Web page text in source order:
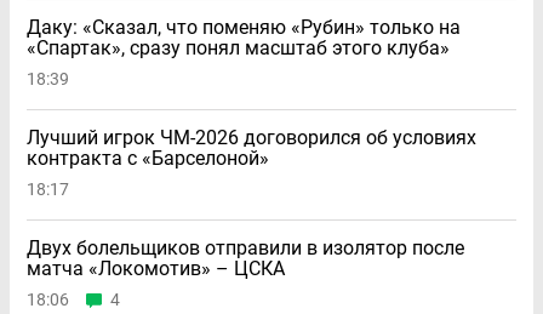
Даку: «Сказал, что поменяю «Рубин» только на
«Спартак», сразу понял масштаб этого клуба»
18:39
Лучший игрок ЧМ-2026 договорился об условиях
контракта с «Барселоной»
18:17
Двух болельщиков отправили в изолятор после
матча «Локомотив» – ЦСКА
18:06 4